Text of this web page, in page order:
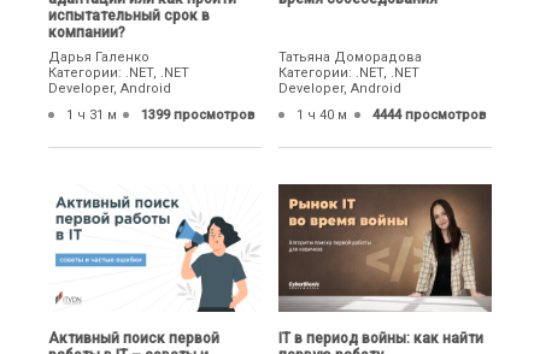
испытательный срок в
компании?
Дарья Галенко
Категории: .NET, .NET
Developer, Android
1 ч 31 м
1399 просмотров
Татьяна Доморадова
Категории: .NET, .NET
Developer, Android
1 ч 40 м
4444 просмотров
Активный поиск первой
IТ в период войны: как найти